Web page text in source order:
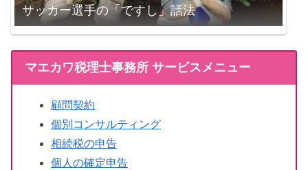
サッカー選手の「ですし」話法
マエカワ税理士事務所 サービスメニュー
顧問契約
個別コンサルティング
相続税の申告
個人の確定申告